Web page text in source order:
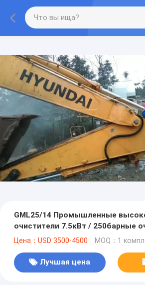
GML25/14 Промышленные
очистители 7.5кВт / 250барные
давления на горячем стирке
Цена：USD 3500-4500 MOQ：1
Лучшая цена